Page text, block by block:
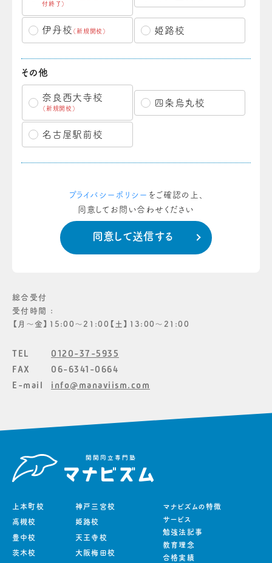
付終了）
伊丹校 （新規開校） 姫路校
その他
奈良西大寺校
（新規開校）
四条烏丸校
名古屋駅前校
プライバシーポリシー をご確認の上、
同意してお問い合わせください
総合受付
受付時間 :
【月〜金】15:00〜21:00【土】13:00〜21:00
TEL
0120-37-5935
FAX
06-6341-0664
E-mail
info@manaviism.com
上本町校
高槻校
豊中校
茨木校
神戸三宮校
姫路校
天王寺校
大阪梅田校
マナビズムの特徴
サービス
勉強法記事
教育理念
合格実績